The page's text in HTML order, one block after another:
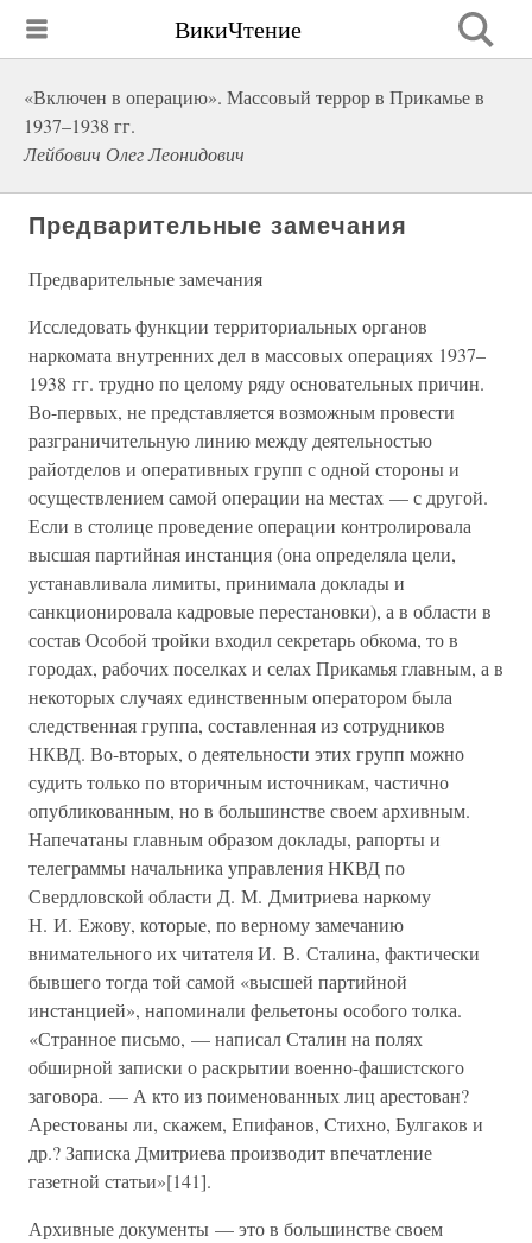
ВикиЧтение
«Включен в операцию». Массовый террор в Прикамье в
1937–1938 гг.
Лейбович Олег Леонидович
Предварительные замечания
Предварительные замечания
Исследовать функции территориальных органов
наркомата внутренних дел в массовых операциях 1937–
1938 гг. трудно по целому ряду основательных причин.
Во-первых, не представляется возможным провести
разграничительную линию между деятельностью
райотделов и оперативных групп с одной стороны и
осуществлением самой операции на местах — с другой.
Если в столице проведение операции контролировала
высшая партийная инстанция (она определяла цели,
устанавливала лимиты, принимала доклады и
санкционировала кадровые перестановки), а в области в
состав Особой тройки входил секретарь обкома, то в
городах, рабочих поселках и селах Прикамья главным, а в
некоторых случаях единственным оператором была
следственная группа, составленная из сотрудников
НКВД. Во-вторых, о деятельности этих групп можно
судить только по вторичным источникам, частично
опубликованным, но в большинстве своем архивным.
Напечатаны главным образом доклады, рапорты и
телеграммы начальника управления НКВД по
Свердловской области Д. М. Дмитриева наркому
Н. И. Ежову, которые, по верному замечанию
внимательного их читателя И. В. Сталина, фактически
бывшего тогда той самой «высшей партийной
инстанцией», напоминали фельетоны особого толка.
«Странное письмо, — написал Сталин на полях
обширной записки о раскрытии военно-фашистского
заговора. — А кто из поименованных лиц арестован?
Арестованы ли, скажем, Епифанов, Стихно, Булгаков и
др.? Записка Дмитриева производит впечатление
газетной статьи»[141].
Архивные документы — это в большинстве своем